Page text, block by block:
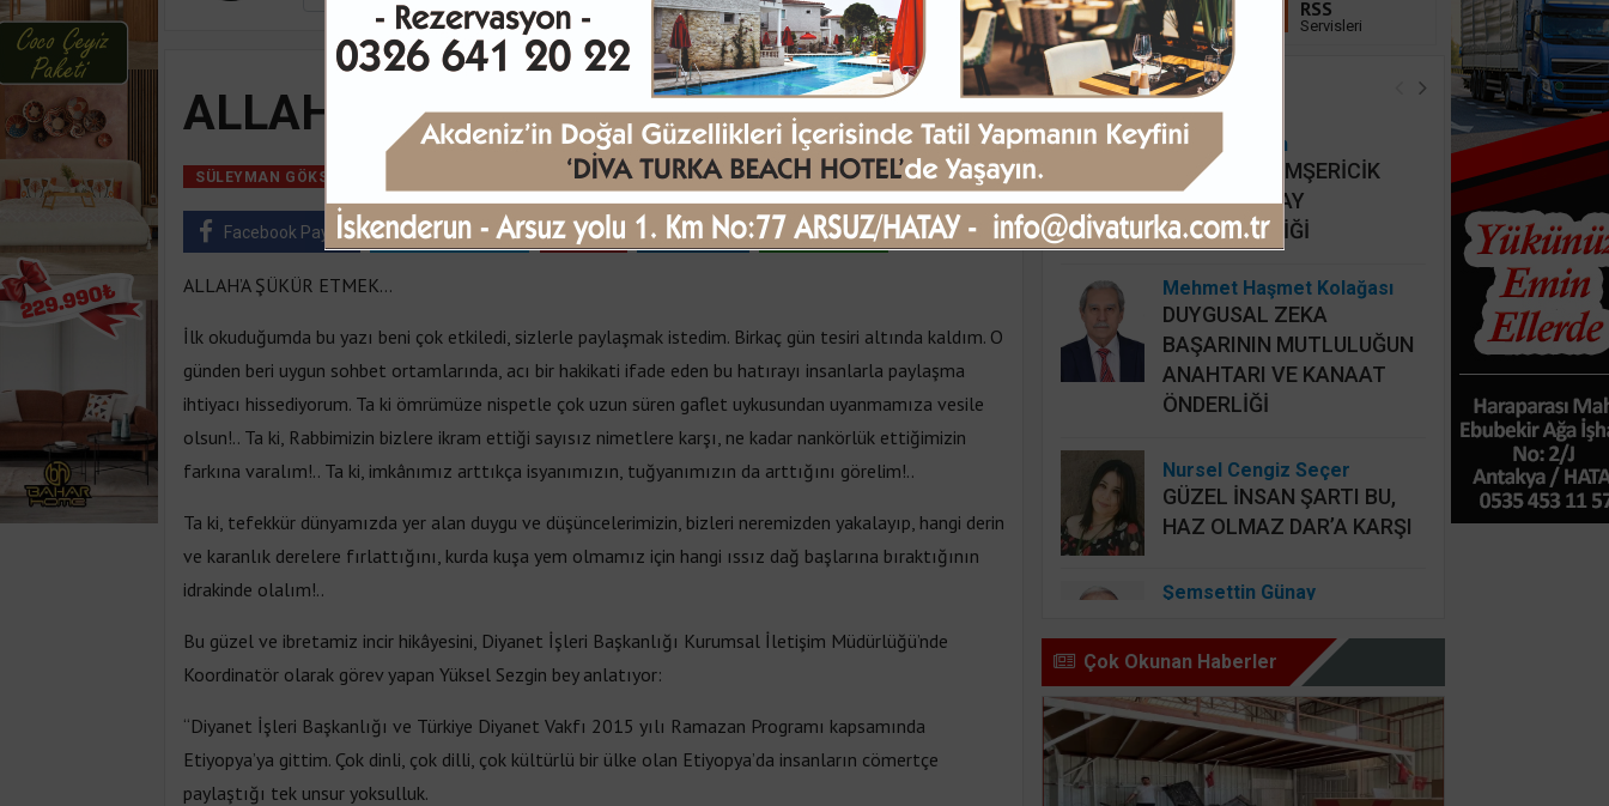
ALLAH’A ŞÜKÜR ETMEK…
SÜLEYMAN GÖKSU 11 Eylül, 2019, Çarşamba 14:47
Facebook Paylaş Twitter Paylaş Pinle Linkedin WhatsApp
ALLAH’A ŞÜKÜR ETMEK…
İlk okuduğumda bu yazı beni çok etkiledi, sizlerle paylaşmak istedim. Birkaç gün tesiri altında kaldım. O
günden beri uygun sohbet ortamlarında, acı bir hakikati ifade eden bu hatırayı insanlarla paylaşma
ihtiyacı hissediyorum. Ta ki ömrümüze nispetle çok uzun süren gaflet uykusundan uyanmamıza vesile
olsun!.. Ta ki, Rabbimizin bizlere ikram ettiği sayısız nimetlere karşı, ne kadar nankörlük ettiğimizin
farkına varalım!.. Ta ki, imkânımız arttıkça isyanımızın, tuğyanımızın da arttığını görelim!..
Ta ki, tefekkür dünyamızda yer alan duygu ve düşüncelerimizin, bizleri neremizden yakalayıp, hangi derin
ve karanlık derelere fırlattığını, kurda kuşa yem olmamız için hangi ıssız dağ başlarına bıraktığının
idrakinde olalım!..
Bu güzel ve ibretamiz incir hikâyesini, Diyanet İşleri Başkanlığı Kurumsal İletişim Müdürlüğü’nde
Koordinatör olarak görev yapan Yüksel Sezgin bey anlatıyor:
“Diyanet İşleri Başkanlığı ve Türkiye Diyanet Vakfı 2015 yılı Ramazan Programı kapsamında
Etiyopya’ya gittim. Çok dinli, çok dilli, çok kültürlü bir ülke olan Etiyopya’da insanların cömertçe
paylaştığı tek unsur yoksulluk.
Linkedin
Takip Et
RSS
Servisleri
Köşe Yazarları
Hidayet Şişkin
MAHALLİ HEMŞERİCİK
YERİNE HATAY
HEMŞERİCİLİĞİ
Mehmet Haşmet Kolağası
DUYGUSAL ZEKA
BAŞARININ MUTLULUĞUN
ANAHTARI VE KANAAT
ÖNDERLİĞİ
Nursel Cengiz Seçer
GÜZEL İNSAN ŞARTI BU,
HAZ OLMAZ DAR’A KARŞI
Şemsettin Günay
YAPILAN ANLAŞMALARI
Osman Onbaşıgil
ALLAH SEVGİSİ OLAN
YERDE İYİLİK ve FAZİLET
Çok Okunan Haberler